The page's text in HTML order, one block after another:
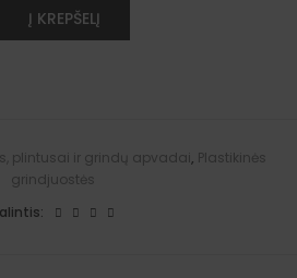
Į KREPŠELĮ
v
plintusai ir grindų apvadai, Plastikinės
grindjuostės